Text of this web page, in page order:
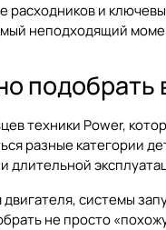
расходников и
неподходящий
подобрать
техники Power,
разные категории
длительной
системы
не просто